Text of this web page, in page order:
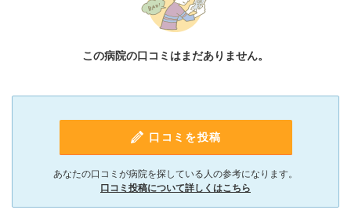
この病院の口コミはまだありません。
口コミを投稿
あなたの口コミが病院を探している人の参考になります。
口コミ投稿について詳しくはこちら